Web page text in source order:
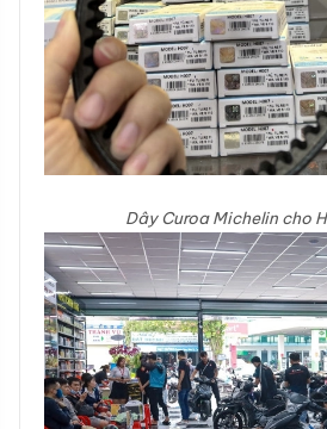
Dây Curoa Michelin cho